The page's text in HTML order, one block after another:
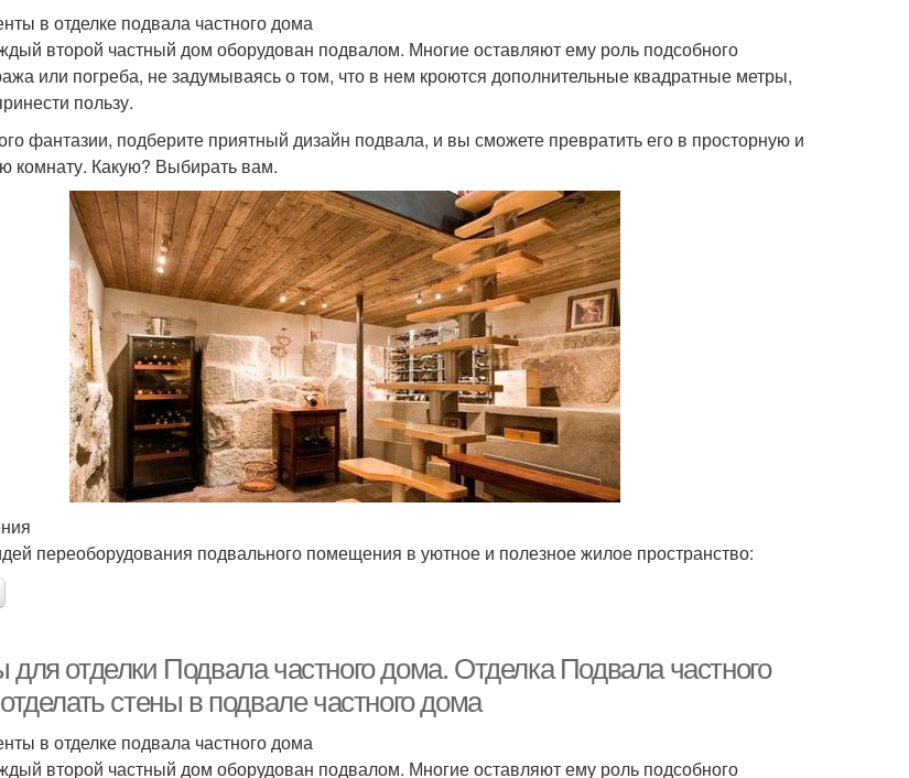
в отделке подвала частного дома
второй частный дом оборудован подвалом. Многие оставляют ему роль подсобного
или погреба, не задумываясь о том, что в нем кроются дополнительные квадратные метры,
пользу.
фантазии, подберите приятный дизайн подвала, и вы сможете превратить его в просторную и
комнату. Какую? Выбирать вам.
переоборудования подвального помещения в уютное и полезное жилое пространство:
отделки Подвала частного дома. Отделка Подвала частного
стены в подвале частного дома
в отделке подвала частного дома
второй частный дом оборудован подвалом. Многие оставляют ему роль подсобного